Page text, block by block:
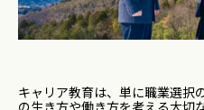
キャリア教育は、単に職業選択